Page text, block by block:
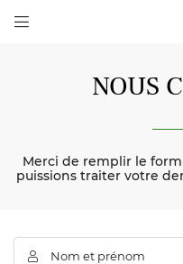

2 route de Bézancourt
06 11 69 26 84NOUS
Merci de remplir le
puissions traiter votre
 Nom et prénom